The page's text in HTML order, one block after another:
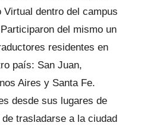
dentro del campus
del mismo un
residentes en
país: San Juan,
Aires y Santa Fe.
desde sus lugares de
trasladarse a la ciudad